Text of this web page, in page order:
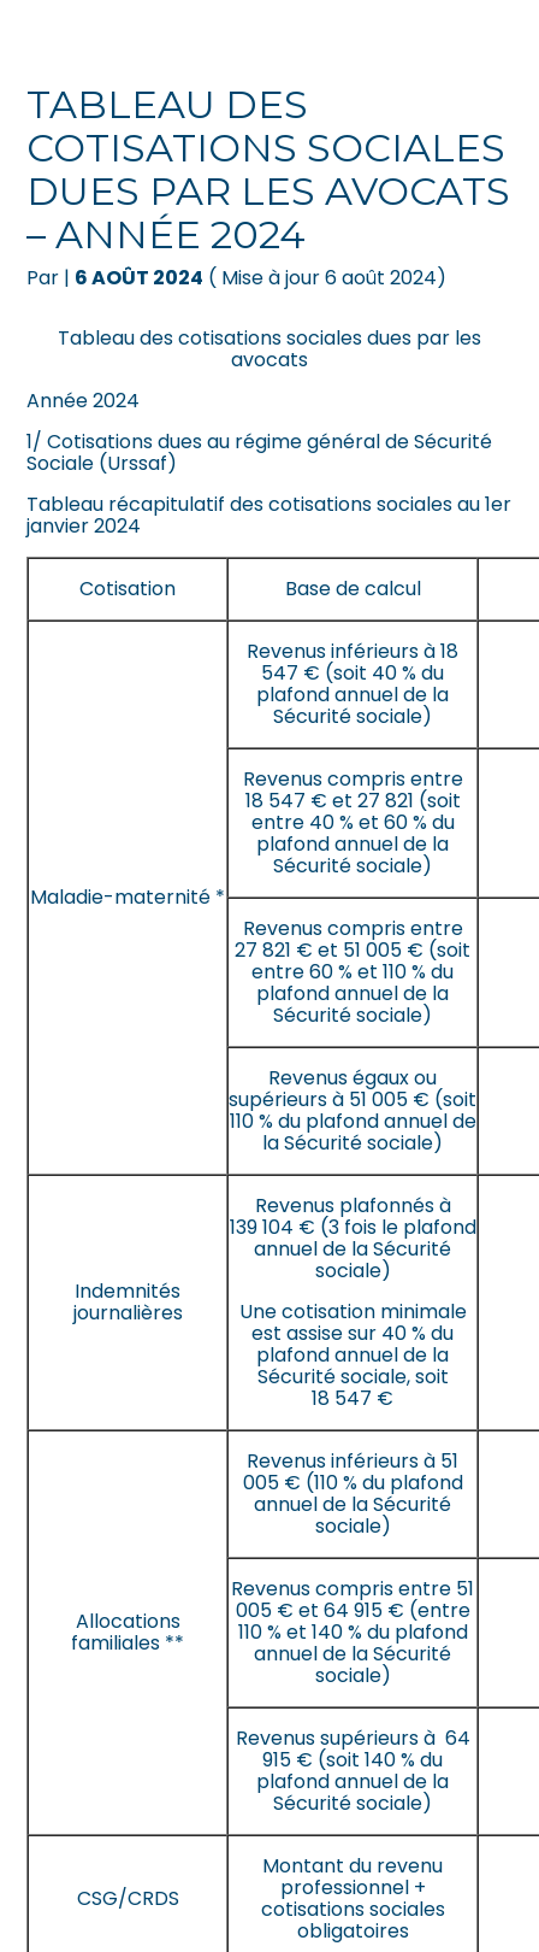
Gérer votre quotidien
Piloter votre entreprise
Développer votre entreprise
Être prêt pour la facturation
électronique
Suivre votre comptabilité
Gérer vos ressources humaines
Dématérialiser vos documents
TABLEAU DES
COTISATIONS SOCIALES
DUES PAR LES AVOCATS
– ANNÉE 2024
Par | 6 AOÛT 2024 ( Mise à jour 6 août 2024)
Tableau des cotisations sociales dues par les
avocats
Année 2024
1/Cotisations dues au régime général de Sécurité
Sociale (Urssaf)
Tableau récapitulatif des cotisations sociales au 1er
janvier 2024
Cotisation Base de calcul
Maladie-maternité *
Revenus inférieurs à 18
547 € (soit 40 % du
plafond annuel de la
Sécurité sociale)
Revenus compris entre
18 547 € et 27 821 (soit
entre 40 % et 60 % du
plafond annuel de la
Sécurité sociale)
Revenus compris entre
27 821 € et 51 005 € (soit
entre 60 % et 110 % du
plafond annuel de la
Sécurité sociale)
Revenus égaux ou
supérieurs à 51 005 € (soit
110 % du plafond annuel de
la Sécurité sociale)
Indemnités
journalières
Revenus plafonnés à
139 104 € (3 fois le plafond
annuel de la Sécurité
sociale)
Une cotisation minimale
est assise sur 40 % du
plafond annuel de la
Sécurité sociale, soit
18 547 €
Allocations
familiales **
Revenus inférieurs à 51
005 € (110 % du plafond
annuel de la Sécurité
sociale)
Revenus compris entre 51
005 € et 64 915 € (entre
110 % et 140 % du plafond
annuel de la Sécurité
sociale)
Revenus supérieurs à 64
915 € (soit 140 % du
plafond annuel de la
Sécurité sociale)
CSG/CRDS
Montant du revenu
professionnel +
cotisations sociales
obligatoires